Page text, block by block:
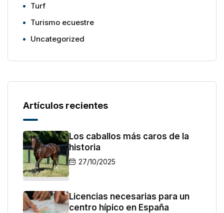
Turf
Turismo ecuestre
Uncategorized
Artículos recientes
Los caballos más caros de la
historia
27/10/2025
Licencias necesarias para un
centro hípico en España